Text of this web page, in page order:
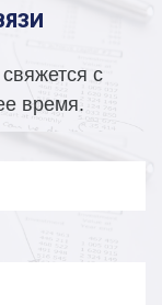
с
время.